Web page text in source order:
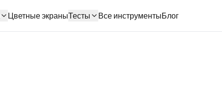
Цветные экраныТесты Все инструментыБлог